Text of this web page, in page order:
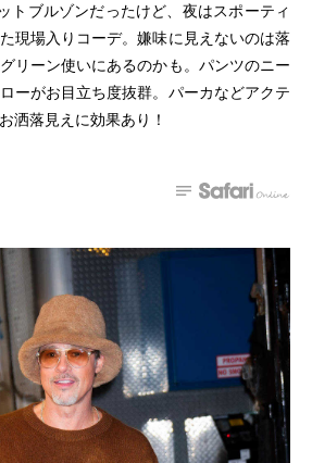
トブルゾンだったけど、夜はスポーティ
現場入りコーデ。嫌味に見えないのは落
リーン使いにあるのかも。パンツのニー
ーがお目立ち度抜群。パーカなどアクテ
洒落見えに効果あり！